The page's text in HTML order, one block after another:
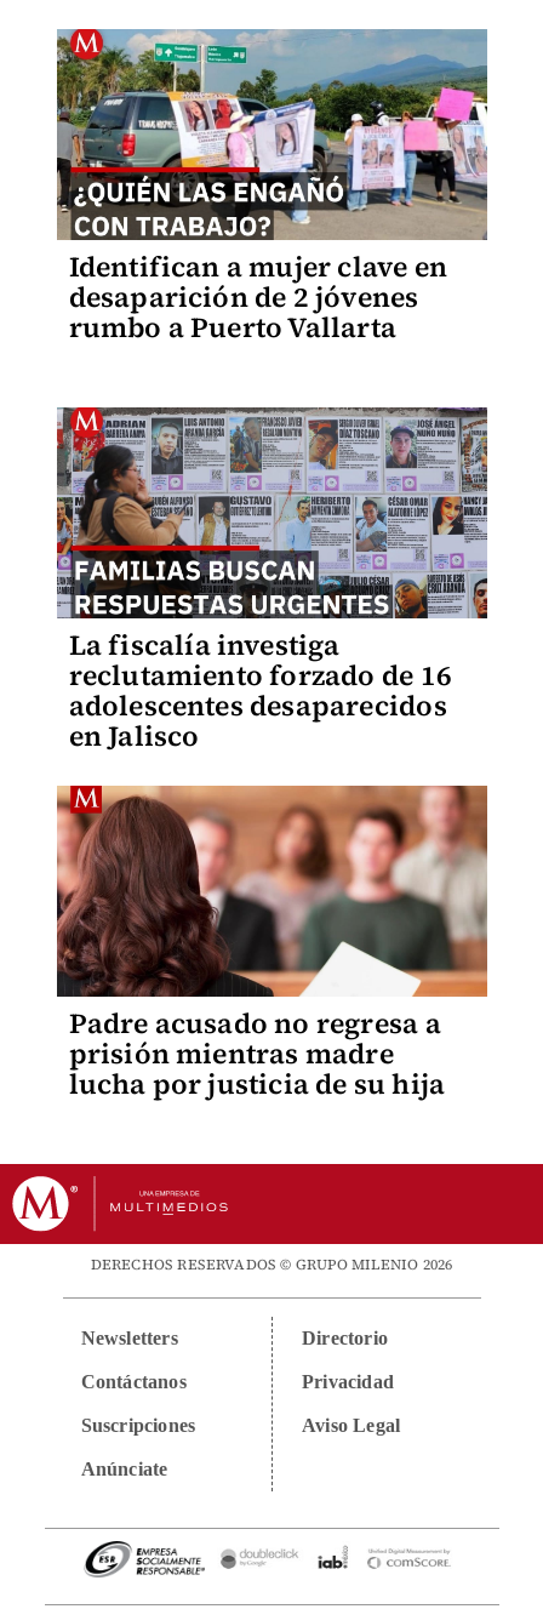
Identifican a mujer clave en
desaparición de 2 jóvenes
rumbo a Puerto Vallarta
La fiscalía investiga
reclutamiento forzado de 16
adolescentes desaparecidos
en Jalisco
Padre acusado no regresa a
prisión mientras madre
lucha por justicia de su hija
DERECHOS RESERVADOS © GRUPO MILENIO 2026
Newsletters
Contáctanos
Suscripciones
Anúnciate
Directorio
Privacidad
Aviso Legal